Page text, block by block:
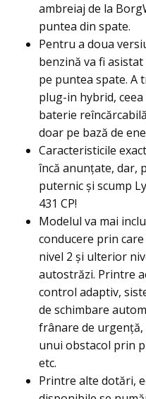
ambreiaj de la
puntea din spate.
Pentru a doua
benzină va fi
pe puntea spate. A
plug-in hybrid, ceea
baterie
doar pe bază de
Caracteristicile
încă anunțate, dar,
puternic şi scump
431 CP!
Modelul va mai
conducere prin
nivel 2 şi ulterior
autostrăzi. Printre
control adaptiv,
de schimbare
frânare de
unui obstacol prin
etc.
Printre alte dotări,